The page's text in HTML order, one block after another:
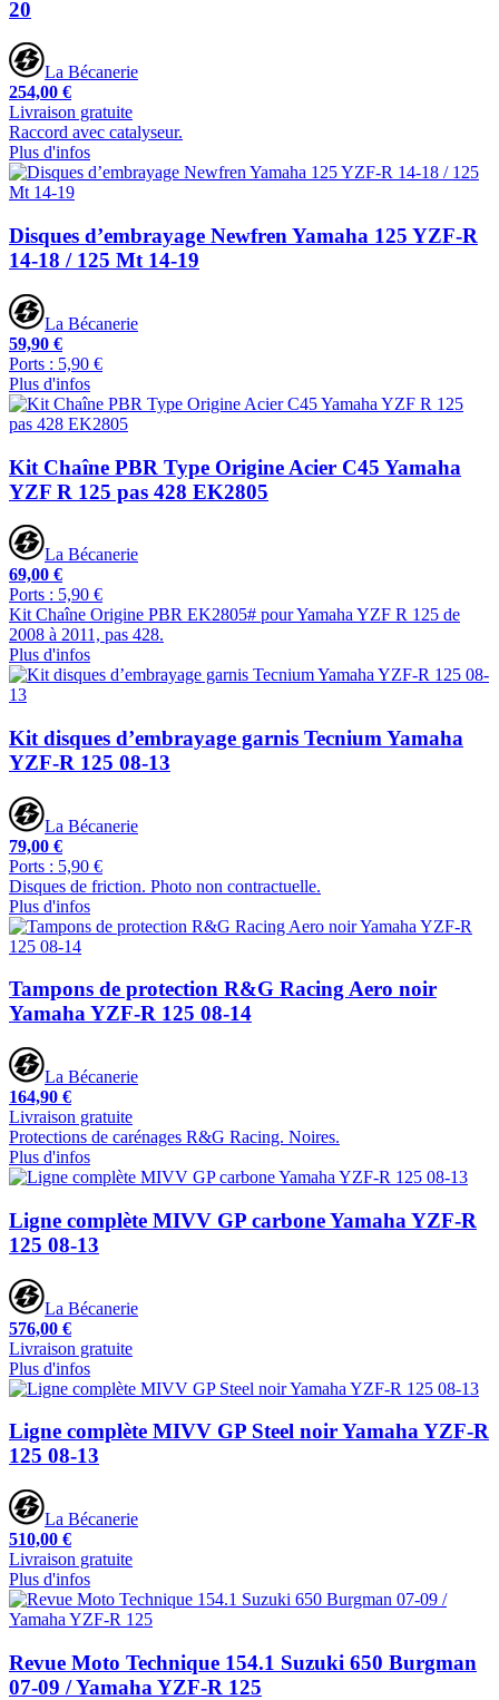
20
La Bécanerie
254,00 €
Livraison gratuite
Raccord avec catalyseur.
Plus d'infos
Disques d’embrayage Newfren Yamaha 125 YZF-R
14-18 / 125 Mt 14-19
La Bécanerie
59,90 €
Ports : 5,90 €
Plus d'infos
Kit Chaîne PBR Type Origine Acier C45 Yamaha
YZF R 125 pas 428 EK2805
La Bécanerie
69,00 €
Ports : 5,90 €
Kit Chaîne Origine PBR EK2805# pour Yamaha YZF R 125 de
2008 à 2011, pas 428.
Plus d'infos
Kit disques d’embrayage garnis Tecnium Yamaha
YZF-R 125 08-13
La Bécanerie
79,00 €
Ports : 5,90 €
Disques de friction. Photo non contractuelle.
Plus d'infos
Tampons de protection R&G Racing Aero noir
Yamaha YZF-R 125 08-14
La Bécanerie
164,90 €
Livraison gratuite
Protections de carénages R&G Racing. Noires.
Plus d'infos
Ligne complète MIVV GP carbone Yamaha YZF-R
125 08-13
La Bécanerie
576,00 €
Livraison gratuite
Plus d'infos
Ligne complète MIVV GP Steel noir Yamaha YZF-R
125 08-13
La Bécanerie
510,00 €
Livraison gratuite
Plus d'infos
Revue Moto Technique 154.1 Suzuki 650 Burgman
07-09 / Yamaha YZF-R 125